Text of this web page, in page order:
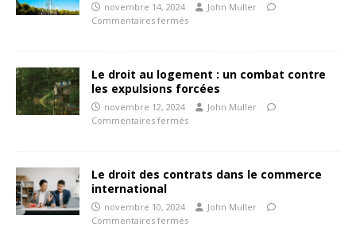
novembre 14, 2024
John Muller
Commentaires fermés
Le droit au logement : un combat contre
les expulsions forcées
novembre 12, 2024
John Muller
Commentaires fermés
Le droit des contrats dans le commerce
international
novembre 10, 2024
John Muller
Commentaires fermés